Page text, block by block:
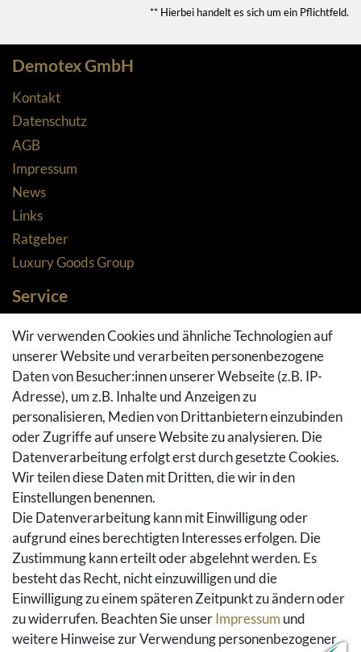
** Hierbei handelt es sich um ein Pflichtfeld.
Demotex GmbH
Kontakt
Datenschutz
AGB
Impressum
News
Links
Ratgeber
Luxury Goods Group
Service
Zahlungsarten
Versandarten & -kosten
Widerrufsrecht
Rückgaberecht
Vertrag widerrufen
Warenkorb
Hilfe
Social Media
Facebook
Instagram
Pinterest
Youtube
Houzz
Wir verwenden Cookies und ähnliche Technologien auf
unserer Website und verarbeiten personenbezogene
Daten von Besucher:innen unserer Webseite (z.B. IP-
Adresse), um z.B. Inhalte und Anzeigen zu
personalisieren, Medien von Drittanbietern einzubinden
oder Zugriffe auf unsere Website zu analysieren. Die
Datenverarbeitung erfolgt erst durch gesetzte Cookies.
Wir teilen diese Daten mit Dritten, die wir in den
Einstellungen benennen.
Die Datenverarbeitung kann mit Einwilligung oder
aufgrund eines berechtigten Interesses erfolgen. Die
Zustimmung kann erteilt oder abgelehnt werden. Es
besteht das Recht, nicht einzuwilligen und die
Einwilligung zu einem späteren Zeitpunkt zu ändern oder
zu widerrufen. Beachten Sie unserImpressum und
weitere Hinweise zur Verwendung personenbezogener